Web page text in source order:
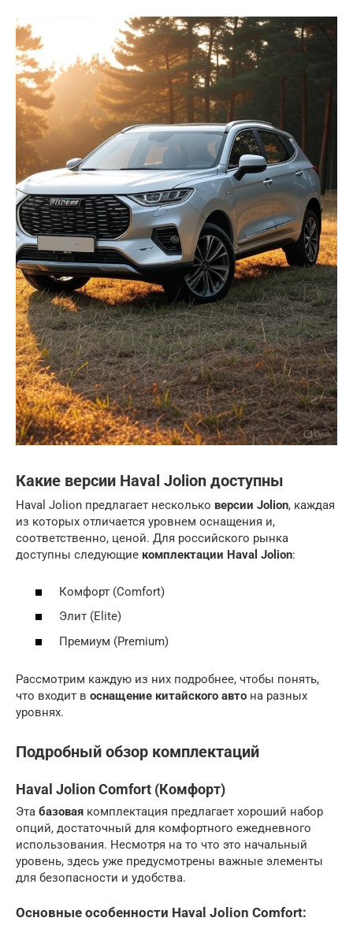
Какие версии Haval Jolion доступны
Haval Jolion предлагает несколько версии Jolion, каждая
из которых отличается уровнем оснащения и,
соответственно, ценой. Для российского рынка
доступны следующие комплектации Haval Jolion:
Комфорт (Comfort)
Элит (Elite)
Премиум (Premium)
Рассмотрим каждую из них подробнее, чтобы понять,
что входит в оснащение китайского авто на разных
уровнях.
Подробный обзор комплектаций
Haval Jolion Comfort (Комфорт)
Эта базовая комплектация предлагает хороший набор
опций, достаточный для комфортного ежедневного
использования. Несмотря на то что это начальный
уровень, здесь уже предусмотрены важные элементы
для безопасности и удобства.
Основные особенности Haval Jolion Comfort: